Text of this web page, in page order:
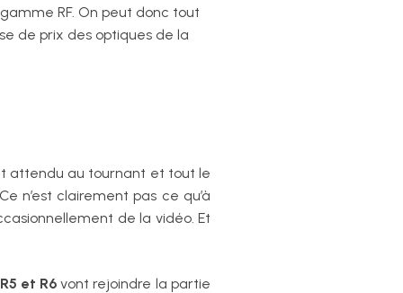
RF. On peut donc tout
de prix des optiques de la
attendu au tournant et tout le
n’est clairement pas ce qu’à
de la vidéo. Et
R5 et R6vont rejoindre la partie